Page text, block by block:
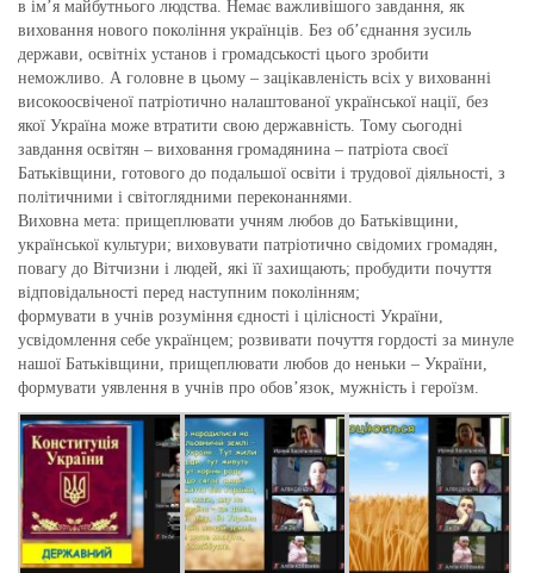
в ім’я майбутнього людства. Немає важливішого завдання, як
виховання нового покоління українців. Без об’єднання зусиль
держави, освітніх установ і громадськості цього зробити
неможливо. А головне в цьому – зацікавленість всіх у вихованні
високоосвіченої патріотично налаштованої української нації, без
якої Україна може втратити свою державність. Тому сьогодні
завдання освітян – виховання громадянина – патріота своєї
Батьківщини, готового до подальшої освіти і трудової діяльності, з
політичними і світоглядними переконаннями.
Виховна мета: прищеплювати учням любов до Батьківщини,
української культури; виховувати патріотично свідомих громадян,
повагу до Вітчизни і людей, які її захищають; пробудити почуття
відповідальності перед наступним поколінням;
формувати в учнів розуміння єдності і цілісності України,
усвідомлення себе українцем; розвивати почуття гордості за минуле
нашої Батьківщини, прищеплювати любов до неньки – України,
формувати уявлення в учнів про обов’язок, мужність і героїзм.